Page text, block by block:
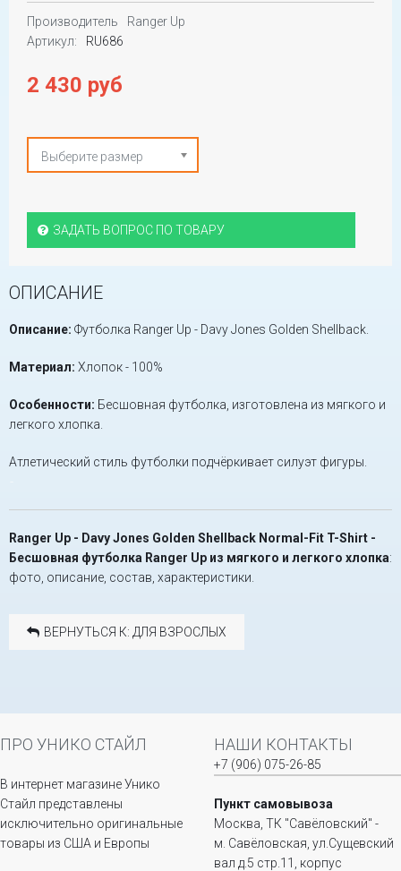
Производитель
Ranger Up
Артикул:
RU686
2 430 руб
Выберите размер
ЗАДАТЬ ВОПРОС ПО ТОВАРУ
ОПИСАНИЕ
Описание: Футболка Ranger Up - Davy Jones Golden Shellback.
Материал: Хлопок - 100%
Особенности: Бесшовная футболка, изготовлена из мягкого и
легкого хлопка.
Атлетический стиль футболки подчёркивает силуэт фигуры.
Ranger Up - Davy Jones Golden Shellback Normal-Fit T-Shirt -
Бесшовная футболка Ranger Up из мягкого и легкого хлопка:
фото, описание, состав, характеристики.
ВЕРНУТЬСЯ К: ДЛЯ ВЗРОСЛЫХ
ПРО УНИКО СТАЙЛ
В интернет магазине Унико
Стайл представлены
исключительно оригинальные
товары из США и Европы
НАШИ КОНТАКТЫ
+7 (906) 075-26-85
Пункт самовывоза
Москва, ТК "Савёловский" -
м. Савёловская, ул.Сущевский
вал д.5 стр.11, корпус